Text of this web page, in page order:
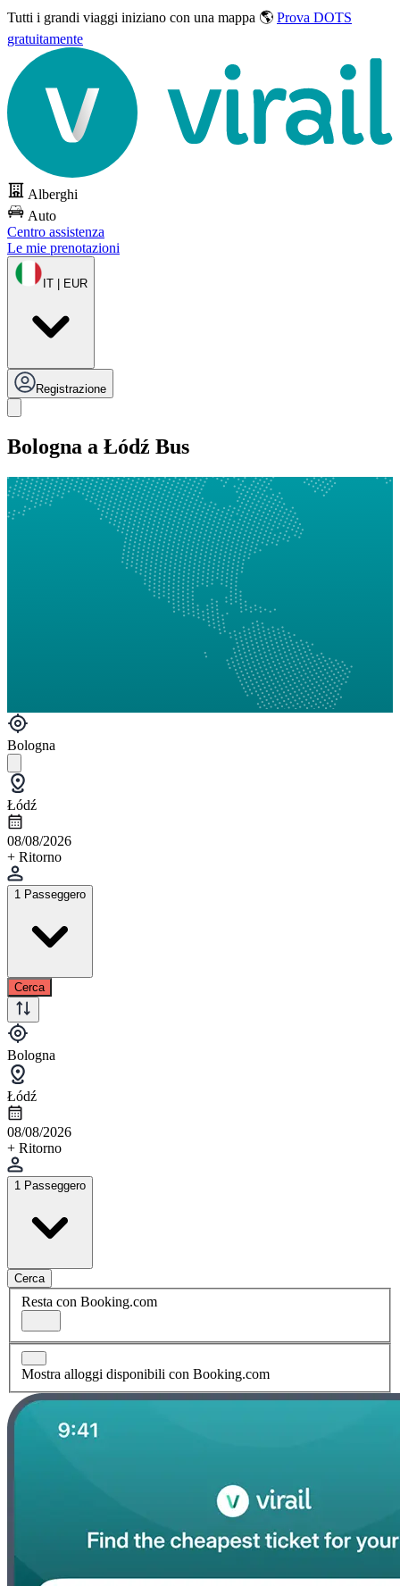
Tutti i grandi viaggi iniziano con una mappa 🌎 Prova DOTS
gratuitamente
Alberghi
Auto
Centro assistenza
Le mie prenotazioni
IT | EUR
Registrazione
Bologna a Łódź Bus
Bologna
Łódź
08/08/2026
+ Ritorno
1 Passeggero
Cerca
Bologna
Łódź
08/08/2026
+ Ritorno
1 Passeggero
Cerca
Resta con Booking.com
Mostra alloggi disponibili con Booking.com